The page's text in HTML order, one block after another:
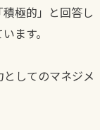
極的」と回答し
ます。
してのマネジメ